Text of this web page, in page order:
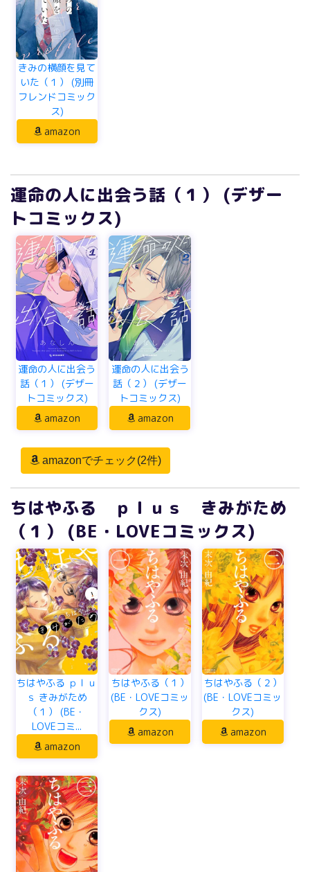
きみの横顔を見て
いた（１） (別冊
フレンドコミック
ス)
amazon
運命の人に出会う話（１） (デザー
トコミックス)
運命の人に出会う
話（１） (デザー
トコミックス)
amazon
運命の人に出会う
話（２） (デザー
トコミックス)
amazon
amazonでチェック(2件)
ちはやふる ｐｌｕｓ きみがため
（１） (BE・LOVEコミックス)
ちはやふる ｐｌｕ
ｓ きみがため
（１） (BE・
LOVEコミ...
amazon
ちはやふる（１）
(BE・LOVEコミッ
クス)
amazon
ちはやふる（２）
(BE・LOVEコミッ
クス)
amazon